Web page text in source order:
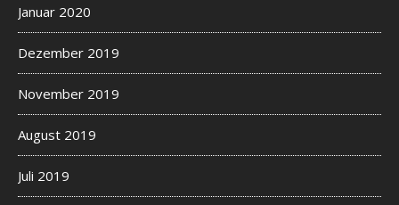
Januar 2020
Dezember 2019
November 2019
August 2019
Juli 2019